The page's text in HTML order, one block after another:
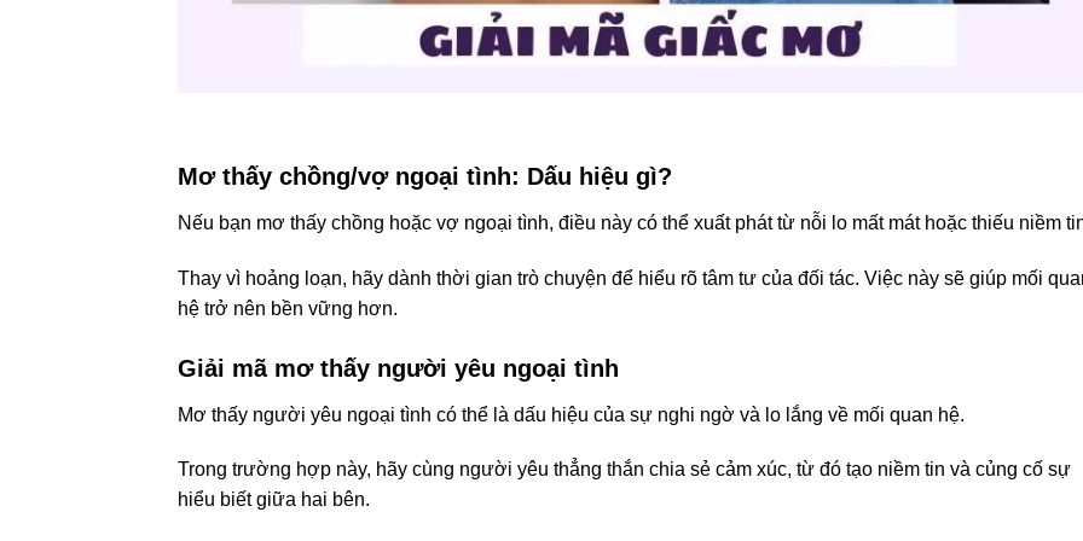
Mơ thấy chồng/vợ ngoại tình: Dấu hiệu gì?
Nếu bạn mơ thấy chồng hoặc vợ ngoại tình, điều này có thể xuất phát từ nỗi lo mất mát hoặc thiếu niềm
Thay vì hoảng loạn, hãy dành thời gian trò chuyện để hiểu rõ tâm tư của đối tác. Việc này sẽ giúp mối
hệ trở nên bền vững hơn.
Giải mã mơ thấy người yêu ngoại tình
Mơ thấy người yêu ngoại tình có thể là dấu hiệu của sự nghi ngờ và lo lắng về mối quan hệ.
Trong trường hợp này, hãy cùng người yêu thẳng thắn chia sẻ cảm xúc, từ đó tạo niềm tin và củng cố sự
hiểu biết giữa hai bên.